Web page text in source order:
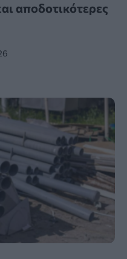
αποδοτικότερες